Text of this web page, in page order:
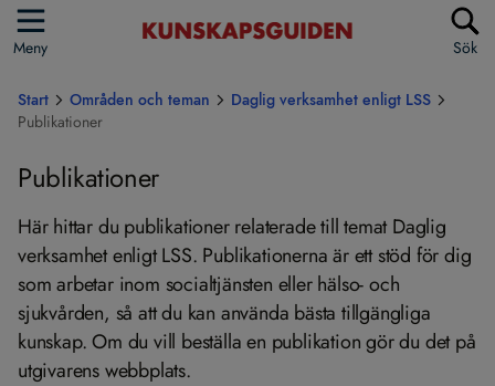
Meny Sök
Start Områden och teman
Daglig verksamhet enligt LSS
Publikationer
Publikationer
Här hittar du publikationer relaterade till temat Daglig
verksamhet enligt LSS. Publikationerna är ett stöd för dig
som arbetar inom socialtjänsten eller hälso- och
sjukvården, så att du kan använda bästa tillgängliga
kunskap. Om du vill beställa en publikation gör du det på
utgivarens webbplats.